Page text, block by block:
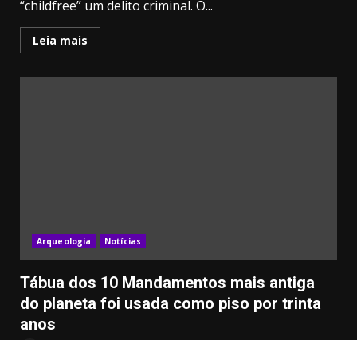
“childfree” um delito criminal. O...
Leia mais
Arqueologia Notícias
Tábua dos 10 Mandamentos mais antiga
do planeta foi usada como piso por trinta
anos